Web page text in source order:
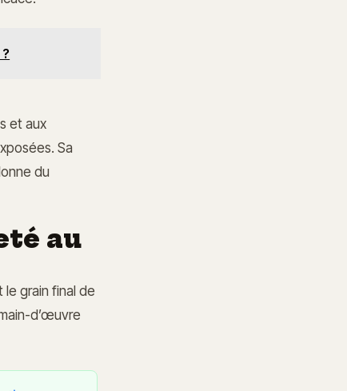
et aux
Sa
du
au
grain final de
d’œuvre